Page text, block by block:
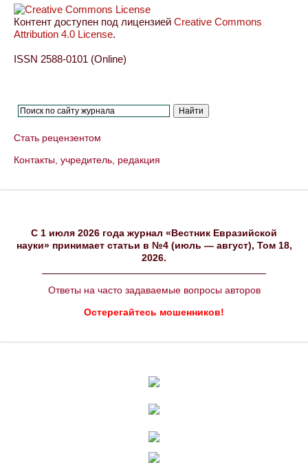
Контент доступен под лицензией Creative Commons
Attribution 4.0 License.
ISSN 2588-0101 (Online)
Стать рецензентом
Контакты, учредитель, редакция
C 1 июля 2026 года журнал «Вестник Евразийской
науки» принимает статьи в №4 (июль — август), Том 18,
2026.
Ответы на часто задаваемые вопросы авторов
Остерегайтесь мошенников!